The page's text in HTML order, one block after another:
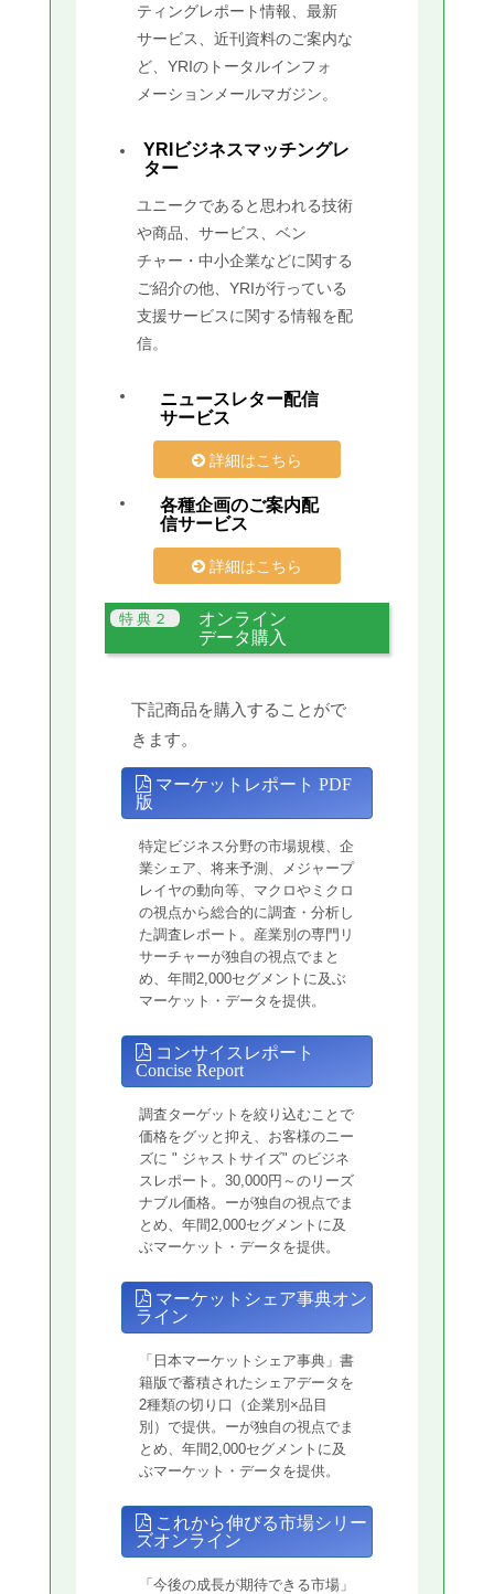
ティングレポート情報、最新
サービス、近刊資料のご案内な
ど、YRIのトータルインフォ
メーションメールマガジン。
YRIビジネスマッチングレ
ター
ユニークであると思われる技術
や商品、サービス、ベン
チャー・中小企業などに関する
ご紹介の他、YRIが行っている
支援サービスに関する情報を配
信。
ニュースレター配信
サービス
詳細はこちら
各種企画のご案内配
信サービス
詳細はこちら
オンライン
データ購入
下記商品を購入することがで
きます。
マーケットレポート PDF
版
特定ビジネス分野の市場規模、企
業シェア、将来予測、メジャープ
レイヤの動向等、マクロやミクロ
の視点から総合的に調査・分析し
た調査レポート。産業別の専門リ
サーチャーが独自の視点でまと
め、年間2,000セグメントに及ぶ
マーケット・データを提供。
コンサイスレポート
Concise Report
調査ターゲットを絞り込むことで
価格をグッと抑え、お客様のニー
ズに " ジャストサイズ" のビジネ
スレポート。30,000円～のリーズ
ナブル価格。ーが独自の視点でま
とめ、年間2,000セグメントに及
ぶマーケット・データを提供。
マーケットシェア事典オン
ライン
「日本マーケットシェア事典」書
籍版で蓄積されたシェアデータを
2種類の切り口（企業別×品目
別）で提供。ーが独自の視点でま
とめ、年間2,000セグメントに及
ぶマーケット・データを提供。
これから伸びる市場シリー
ズオンライン
「今後の成長が期待できる市場」